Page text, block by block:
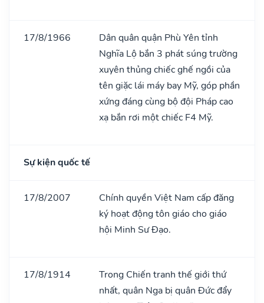
17/8/1966
Dân quân quận Phù Yên tỉnh
Nghĩa Lộ bắn 3 phát súng trường
xuyên thủng chiếc ghế ngồi của
tên giặc lái máy bay Mỹ, góp phần
xứng đáng cùng bộ đội Pháp cao
xạ bắn rơi một chiếc F4 Mỹ.
Sự kiện quốc tế
17/8/2007
Chính quyền Việt Nam cấp đăng
ký hoạt động tôn giáo cho giáo
hội Minh Sư Đạo.
17/8/1914
Trong Chiến tranh thế giới thứ
nhất, quân Nga bị quân Đức đẩy